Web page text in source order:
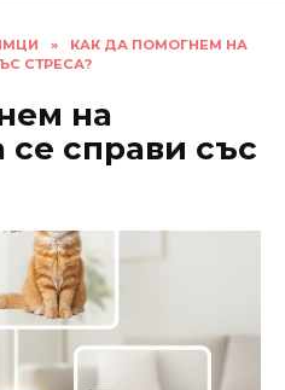
»
КАК ДА ПОМОГНЕМ НА
СТРЕСА?
на
справи със